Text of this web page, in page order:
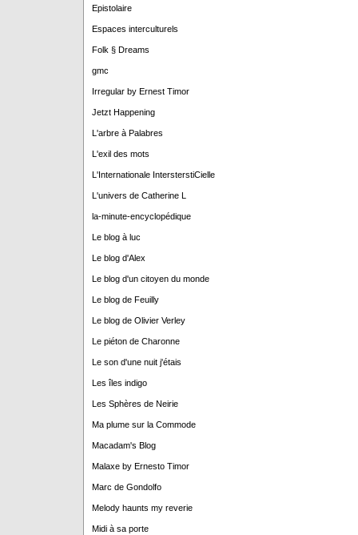
Epistolaire
Espaces interculturels
Folk § Dreams
gmc
Irregular by Ernest Timor
Jetzt Happening
L'arbre à Palabres
L'exil des mots
L'Internationale IntersterstiCielle
L'univers de Catherine L
la-minute-encyclopédique
Le blog à luc
Le blog d'Alex
Le blog d'un citoyen du monde
Le blog de Feuilly
Le blog de Olivier Verley
Le piéton de Charonne
Le son d'une nuit j'étais
Les îles indigo
Les Sphères de Neirie
Ma plume sur la Commode
Macadam's Blog
Malaxe by Ernesto Timor
Marc de Gondolfo
Melody haunts my reverie
Midi à sa porte